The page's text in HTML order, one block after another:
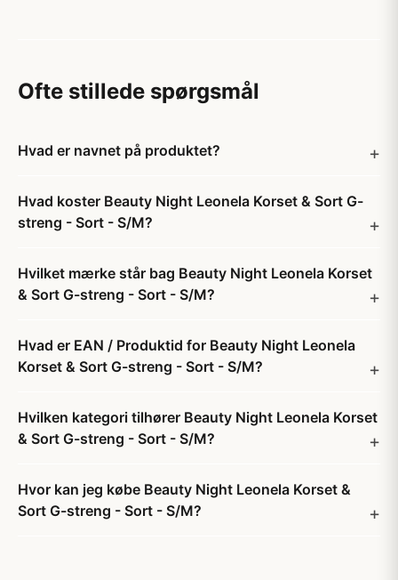
Ofte stillede spørgsmål
Hvad er navnet på produktet?
Hvad koster Beauty Night Leonela Korset & Sort G-
streng - Sort - S/M?
Hvilket mærke står bag Beauty Night Leonela Korset
& Sort G-streng - Sort - S/M?
Hvad er EAN / Produktid for Beauty Night Leonela
Korset & Sort G-streng - Sort - S/M?
Hvilken kategori tilhører Beauty Night Leonela Korset
& Sort G-streng - Sort - S/M?
Hvor kan jeg købe Beauty Night Leonela Korset &
Sort G-streng - Sort - S/M?